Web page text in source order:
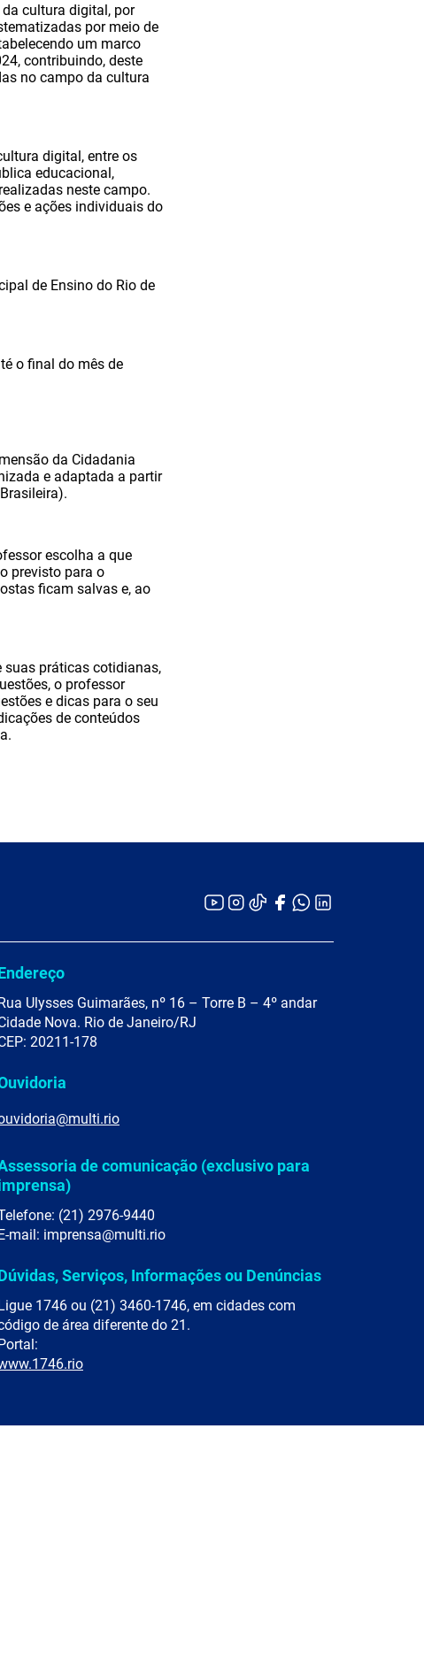
cultura digital, por
por meio de
um marco
contribuindo, deste
no campo da cultura
digital, entre os
educacional,
neste campo.
e ações individuais do
de Ensino do Rio de
o final do mês de
da Cidadania
e adaptada a partir
escolha a que
previsto para o
ficam salvas e, ao
suas práticas cotidianas,
o professor
e dicas para o seu
de conteúdos
Ulysses Guimarães, nº 16 – Torre B – 4º andar
Nova. Rio de Janeiro/RJ
20211-178
de comunicação (exclusivo para
(21) 2976-9440
mail: imprensa@multi.rio
Serviços, Informações ou Denúncias
1746 ou (21) 3460-1746, em cidades com
de área diferente do 21.